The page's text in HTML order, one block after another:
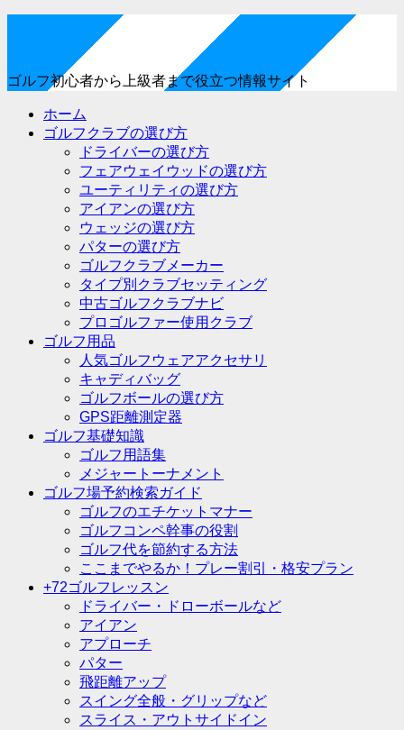
ゴルフ初心者から上級者まで役立つ情報サイト
ホーム
ゴルフクラブの選び方
ドライバーの選び方
フェアウェイウッドの選び方
ユーティリティの選び方
アイアンの選び方
ウェッジの選び方
パターの選び方
ゴルフクラブメーカー
タイプ別クラブセッティング
中古ゴルフクラブナビ
プロゴルファー使用クラブ
ゴルフ用品
人気ゴルフウェアアクセサリ
キャディバッグ
ゴルフボールの選び方
GPS距離測定器
ゴルフ基礎知識
ゴルフ用語集
メジャートーナメント
ゴルフ場予約検索ガイド
ゴルフのエチケットマナー
ゴルフコンペ幹事の役割
ゴルフ代を節約する方法
ここまでやるか！プレー割引・格安プラン
+72ゴルフレッスン
ドライバー・ドローボールなど
アイアン
アプローチ
パター
飛距離アップ
スイング全般・グリップなど
スライス・アウトサイドイン